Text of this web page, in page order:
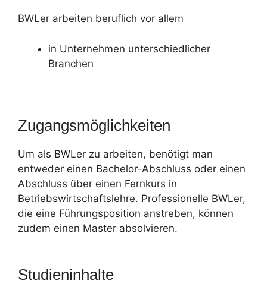
BWLer arbeiten beruflich vor allem
in Unternehmen unterschiedlicher
Branchen
Zugangsmöglichkeiten
Um als BWLer zu arbeiten, benötigt man
entweder einen Bachelor-Abschluss oder einen
Abschluss über einen Fernkurs in
Betriebswirtschaftslehre. Professionelle BWLer,
die eine Führungsposition anstreben, können
zudem einen Master absolvieren.
Studieninhalte